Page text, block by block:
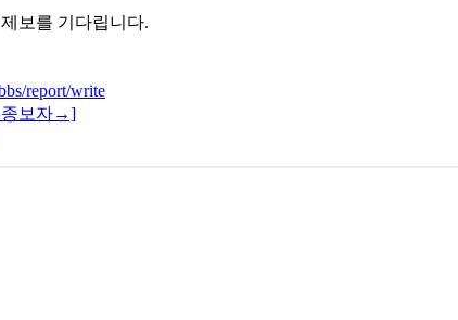
보를 기다립니다.
report/write
종보자→]